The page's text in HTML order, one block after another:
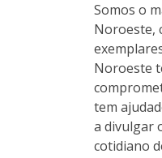
Somos o
Noroeste,
Noroeste
tem
a divulgar
cotidiano